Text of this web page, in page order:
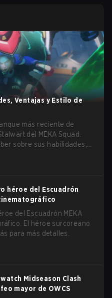
Ventajas y Estilo de
más reciente de
del MEKA Squad.
sobre sus habilidades,
héroe del Escuadrón
del Escuadrón MEKA
El héroe surcoreano
para más detalles.
Midseason Clash
mayor de OWCS